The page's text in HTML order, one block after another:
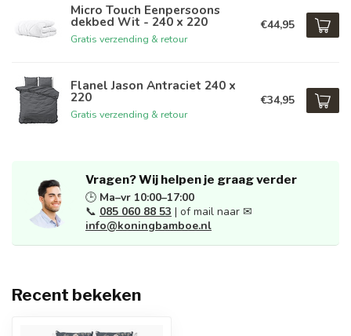
Micro Touch Eenpersoons
dekbed Wit - 240 x 220
Gratis verzending & retour
€44,95
Flanel Jason Antraciet 240 x
220
Gratis verzending & retour
€34,95
Vragen? Wij helpen je graag verder
🕒 Ma–vr 10:00–17:00
📞 085 060 88 53 | of mail naar ✉
info@koningbamboe.nl
Recent bekeken